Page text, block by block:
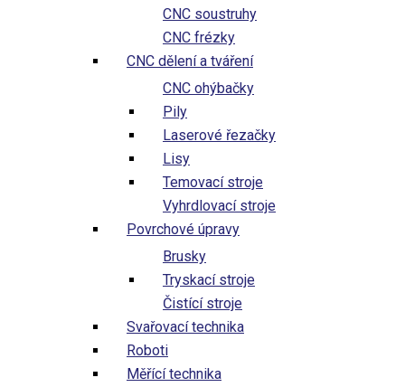
Tento web používá soubory cookies pro zajištění správného
fungování, analýzu návštěvnosti a zlepšení Vašeho
CNC soustruhy
CNC frézky
CNC dělení a tváření
CNC ohýbačky
Pily
Laserové řezačky
Lisy
Temovací stroje
Vyhrdlovací stroje
Povrchové úpravy
Brusky
Tryskací stroje
Čistící stroje
Svařovací technika
Roboti
Měřící technika